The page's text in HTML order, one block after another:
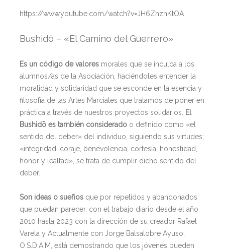
https://www.youtube.com/watch?v=JH6ZhzhKtOA
Bushidō – «El Camino del Guerrero»
Es un código de valores morales que se inculca a los
alumnos/as de la Asociación, haciéndoles entender la
moralidad y solidaridad que se esconde en la esencia y
filosofía de las Artes Marciales que tratamos de poner en
práctica a través de nuestros proyectos solidarios.
El
Bushidō es también considerado o definido como «el
sentido del deber» del individuo, siguiendo sus virtudes;
«integridad, coraje, benevolencia, cortesía, honestidad,
honor y lealtad», se trata de cumplir dicho sentido del
deber.
Son ideas o sueños que por repetidos y abandonados
que puedan parecer, con el trabajo diario desde el año
2010 hasta 2023 con la dirección de su creador Rafael
Varela y Actualmente con Jorge Balsalobre Ayuso,
O.S.D.A.M, está demostrando que los jóvenes pueden